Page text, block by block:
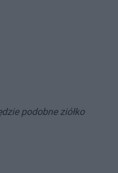
podobne ziółko